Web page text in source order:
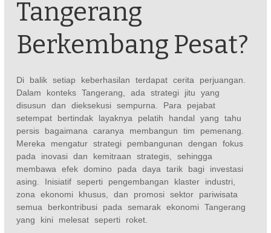
Tangerang
Berkembang Pesat?
Di balik setiap keberhasilan terdapat cerita perjuangan.
Dalam konteks Tangerang, ada strategi jitu yang
disusun dan dieksekusi sempurna. Para pejabat
setempat bertindak layaknya pelatih handal yang tahu
persis bagaimana caranya membangun tim pemenang.
Mereka mengatur strategi pembangunan dengan fokus
pada inovasi dan kemitraan strategis, sehingga
membawa efek domino pada daya tarik bagi investasi
asing. Inisiatif seperti pengembangan klaster industri,
zona ekonomi khusus, dan promosi sektor pariwisata
semua berkontribusi pada semarak ekonomi Tangerang
yang kini melesat seperti roket.